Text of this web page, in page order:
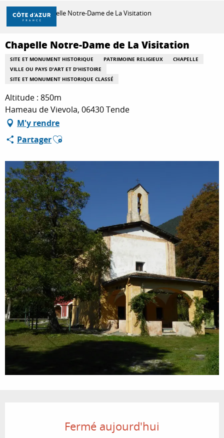
Aller
contenu
principal
DÉCOUVRIR
À FAIRE
SÉJOURNER
Accueil Chapelle Notre-Dame de La Visitation
Chapelle Notre-Dame de La Visitation
SITE ET MONUMENT HISTORIQUE PATRIMOINE RELIGIEUX
CHAPELLE
VILLE OU PAYS D'ART ET D'HISTOIRE
SITE ET MONUMENT HISTORIQUE CLASSÉ
Altitude : 850m
Hameau de Vievola, 06430 Tende
M'y rendre
PartagerAjouter aux favoris
Fermé aujourd'hui